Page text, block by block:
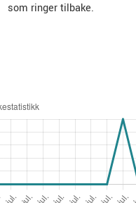
som ringer tilbake.